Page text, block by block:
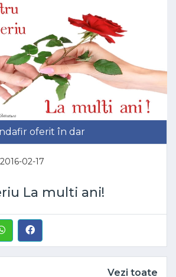
oferit în dar
2016-02-17
La multi ani!
Vezi toate